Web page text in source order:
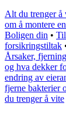
Alt du trenger å
om å montere
Boligen din •
forsikringstiltak
Årsaker,
og hva dekker
endring av
fjerne bakterier
du trenger å vite